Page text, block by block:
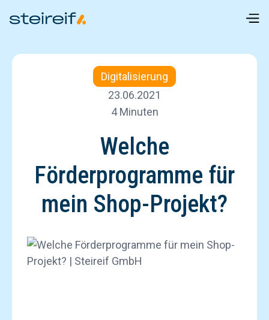
Digitalisierung
23.06.2021
4 Minuten
Welche
Förderprogramme für
mein Shop-Projekt?